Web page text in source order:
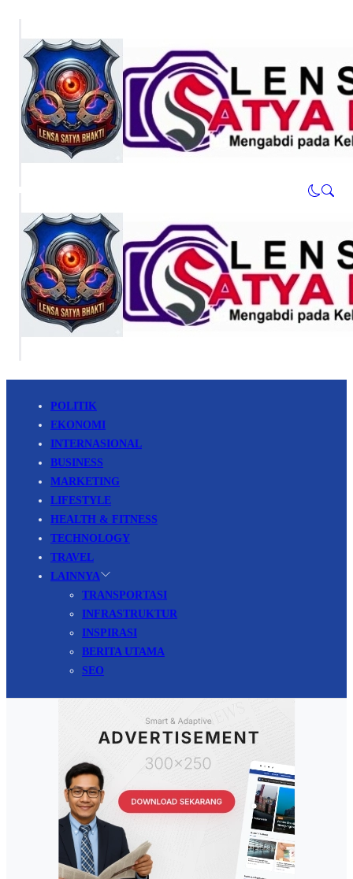
POLITIK
EKONOMI
INTERNASIONAL
BUSINESS
MARKETING
LIFESTYLE
HEALTH & FITNESS
TECHNOLOGY
TRAVEL
LAINNYA
TRANSPORTASI
INFRASTRUKTUR
INSPIRASI
BERITA UTAMA
SEO